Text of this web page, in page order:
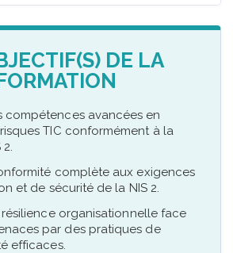
DE LA
compétences avancées en
TIC conformément à la
complète aux exigences
et de sécurité de la NIS 2.
organisationnelle face
par des pratiques de
efficaces.